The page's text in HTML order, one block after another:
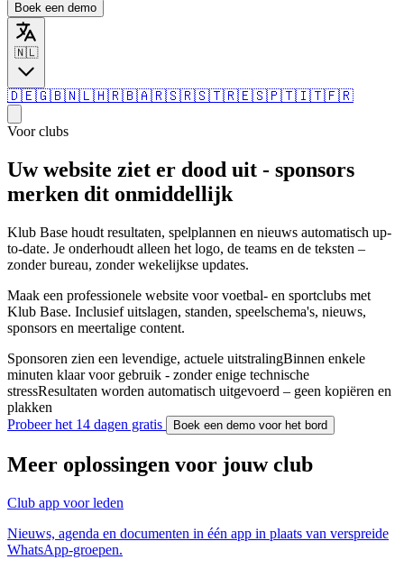
Boek een demo
🇳🇱
🇩🇪🇬🇧🇳🇱🇭🇷🇧🇦🇷🇸🇷🇸🇹🇷🇪🇸🇵🇹🇮🇹🇫🇷
Voor clubs
Uw website ziet er dood uit - sponsors
merken dit onmiddellijk
Klub Base houdt resultaten, spelplannen en nieuws automatisch up-
to-date. Je onderhoudt alleen het logo, de teams en de teksten –
zonder bureau, zonder wekelijkse updates.
Maak een professionele website voor voetbal- en sportclubs met
Klub Base. Inclusief uitslagen, standen, speelschema's, nieuws,
sponsors en meertalige content.
Sponsoren zien een levendige, actuele uitstralingBinnen enkele
minuten klaar voor gebruik - zonder enige technische
stressResultaten worden automatisch uitgevoerd – geen kopiëren en
plakken
Probeer het 14 dagen gratis
Boek een demo voor het bord
Meer oplossingen voor jouw club
Club app voor leden
Nieuws, agenda en documenten in één app in plaats van verspreide
WhatsApp-groepen.